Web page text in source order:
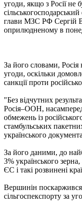
угоди, якщо з Росії не
глави МЗС РФ Сергій
оприлюдненому в
За його словами,
угоди, оскільки
санкції проти
"Без відчутних
Росія–ООН,
обмежень із
стамбульських
українського
За його даними, до
3% українського
ЄС і такі розвинені
Вершинін
сільгоспекспорту за